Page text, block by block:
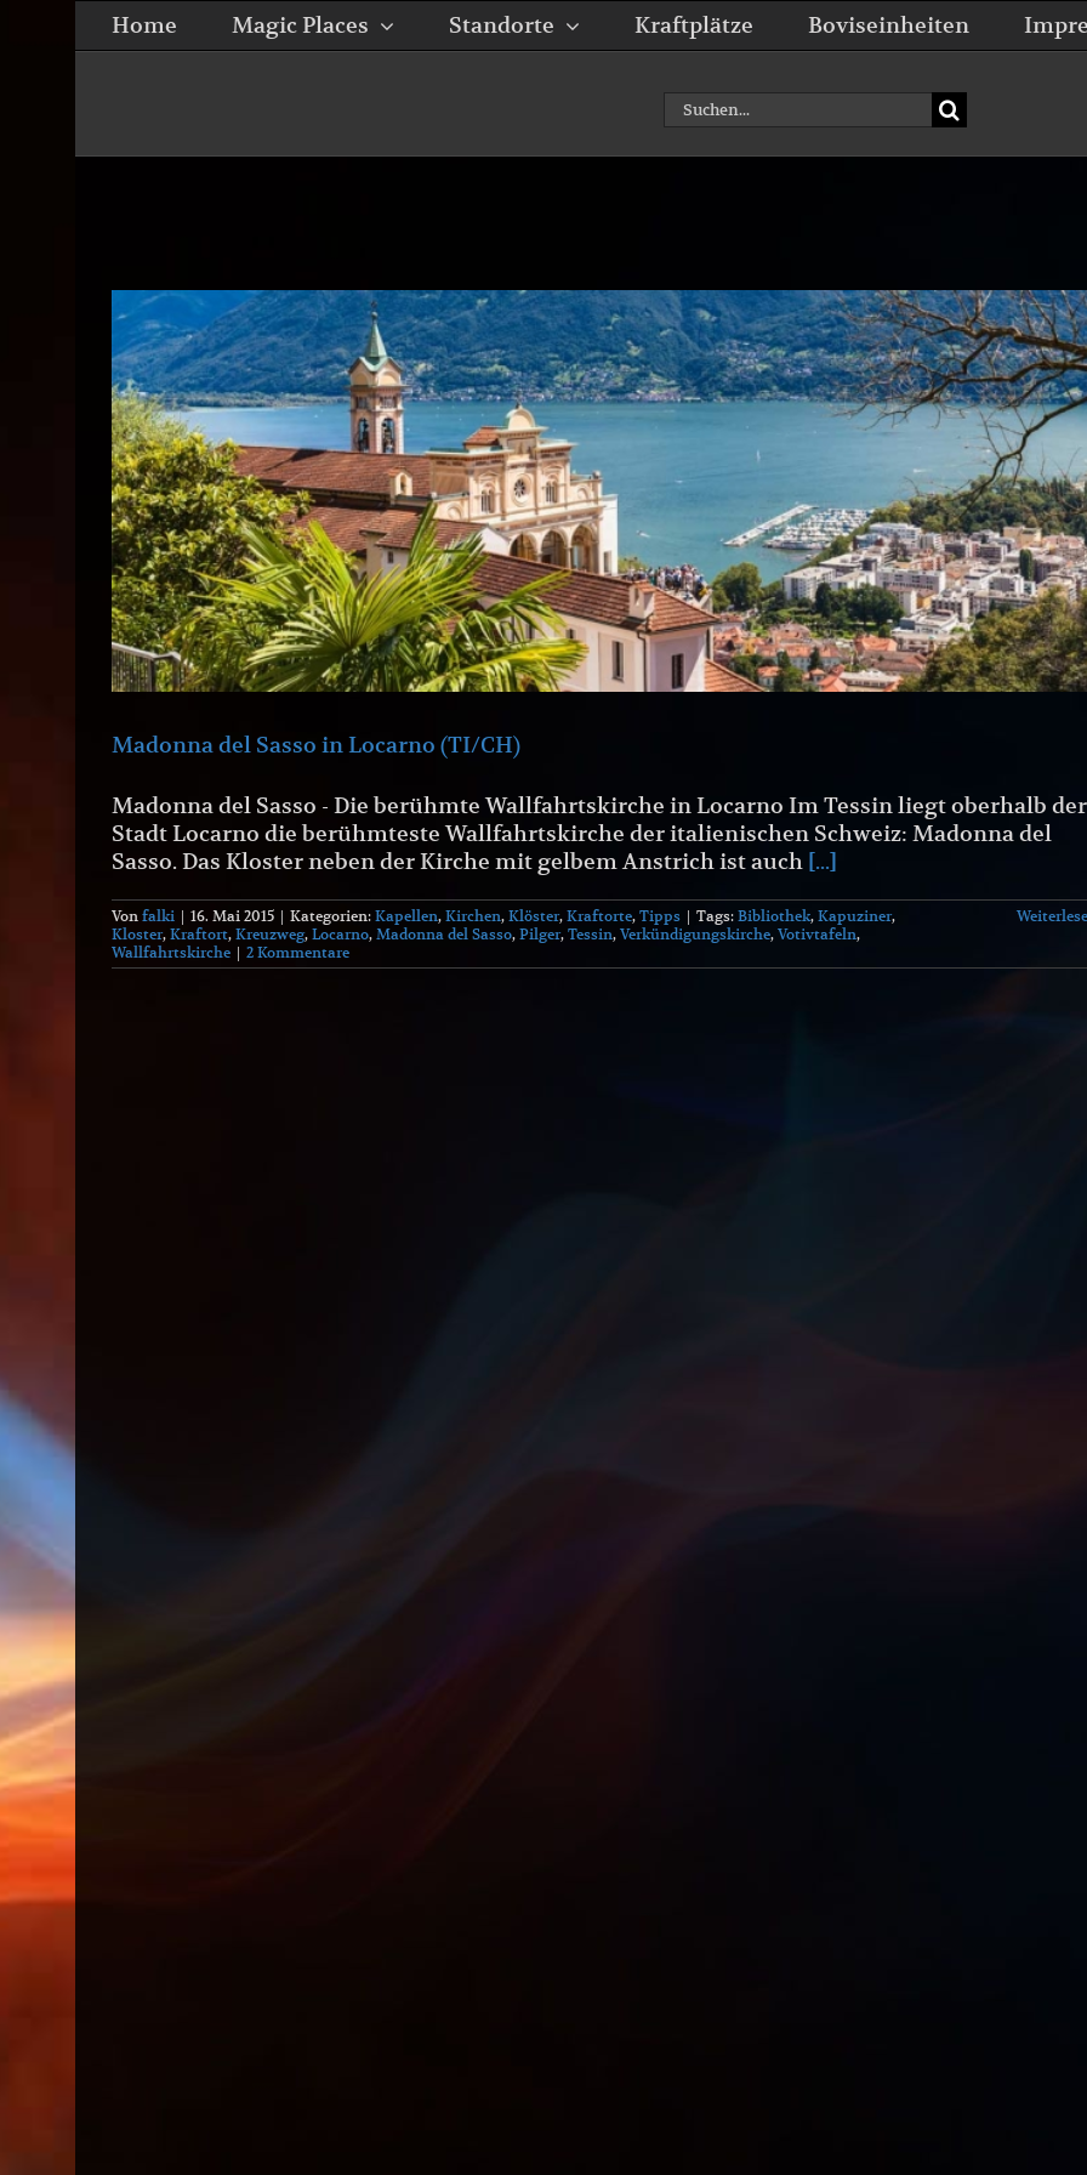
Home Magic Places Standorte Kraftplätze Boviseinheiten
Suche
nach:
Madonna del Sasso in Locarno (TI/CH)
Madonna del Sasso - Die berühmte Wallfahrtskirche in Locarno Im Tessin liegt oberhalb der
Stadt Locarno die berühmteste Wallfahrtskirche der italienischen Schweiz: Madonna del
Sasso. Das Kloster neben der Kirche mit gelbem Anstrich ist auch [...]
Von falki | 16. Mai 2015 | Kategorien: Kapellen, Kirchen, Klöster, Kraftorte, Tipps | Tags: Bibliothek, Kapuziner,
Kloster, Kraftort, Kreuzweg, Locarno, Madonna del Sasso, Pilger, Tessin, Verkündigungskirche, Votivtafeln,
Wallfahrtskirche | 2 Kommentare